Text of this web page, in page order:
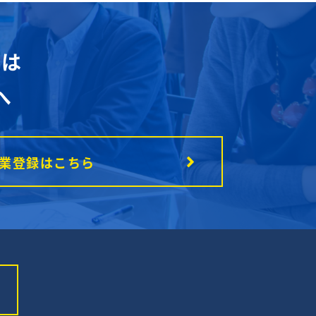
登録はこちら